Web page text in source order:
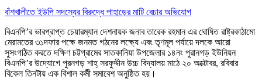
বাঁশখালীতে ইউপি সদস্যের বিরুদ্ধে পাহাড়ের মাটি বেচার অভিযোগ
বিএনপি’র ভারপ্রাপ্ত চেয়ারম্যান দেশনায়ক জনাব তারেক রহমান এর ঘোষিত রাষ্ট্রকাঠামো
মেরামতের ৩১দফার পক্ষে জনমত গঠনের লক্ষ্যে এবং তৃণমূল পর্যায়ে দলকে আরো
সুসংগঠিত করতে দক্ষিণ চট্টগ্রামের সাতকানিয়া উপজেলার ১৪নং পুরানগড় ইউনিয়ন
বিএনপি’র উদ্যোগে পুরনগড় শাহ্ সরফুদ্দীন উচ্চ বিদ্যালয় মাঠে ২০ অক্টোবর, রবিবার
বিকেল তিনটায় এক বিশাল কর্মী সমাবেশ অনুষ্ঠিত হয়।